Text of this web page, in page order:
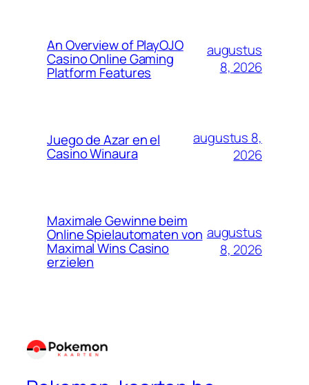
An Overview of PlayOJO
Casino Online Gaming
Platform Features
augustus
8, 2026
Juego de Azar en el
Casino Winaura
augustus 8,
2026
Maximale Gewinne beim
Online Spielautomaten von
Maximal Wins Casino
erzielen
augustus
8, 2026